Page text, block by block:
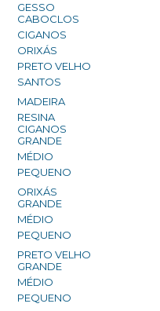
GESSO
CABOCLOS
CIGANOS
ORIXÁS
PRETO VELHO
SANTOS
MADEIRA
RESINA
CIGANOS
GRANDE
MÉDIO
PEQUENO
ORIXÁS
GRANDE
MÉDIO
PEQUENO
PRETO VELHO
GRANDE
MÉDIO
PEQUENO